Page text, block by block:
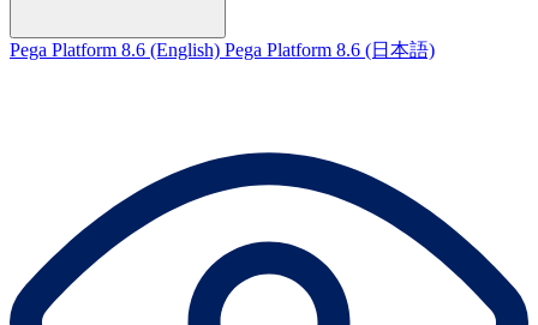
Pega Platform 8.6 (English) Pega Platform 8.6 (日本語)